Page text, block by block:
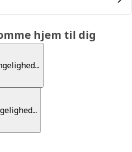
hjem til dig